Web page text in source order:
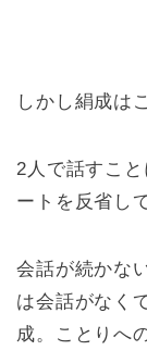
しかし絹成は
2人で話すこ
ートを反省し
会話が続かな
は会話がなく
成。ことりへ